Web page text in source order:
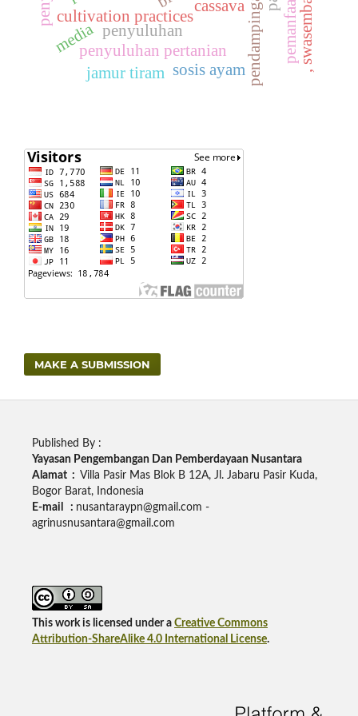
cassava
cultivation practices pendampingan
penyuluhan
penyuluhan pertanian
sosis ayam
jamur tiram
media
MAKE A SUBMISSION
Published By :
Yayasan Pengembangan Dan Pemberdayaan Nusantara
Alamat : Villa Pasir Mas Blok B 12A, Jl. Jabaru Pasir Kuda,
Bogor Barat, Indonesia
E-mail : nusantaraypn@gmail.com -
agrinusnusantara@gmail.com
This work is licensed under a Creative Commons
Attribution-ShareAlike 4.0 International License.